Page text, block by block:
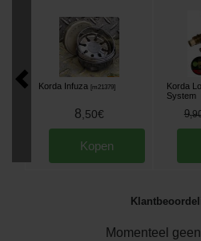
Korda Infuza [m21379]
8 50€
Kopen
Korda
System
9,
Momenteel